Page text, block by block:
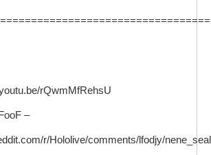
rQwmMfRehsU
–
r/Hololive/comments/lfodjy/